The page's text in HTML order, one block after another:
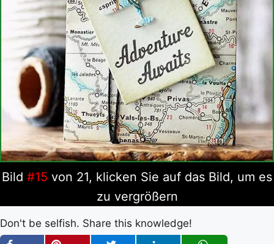
Bild #15 von 21, klicken Sie auf das Bild, um es
zu vergrößern
Don't be selfish. Share this knowledge!